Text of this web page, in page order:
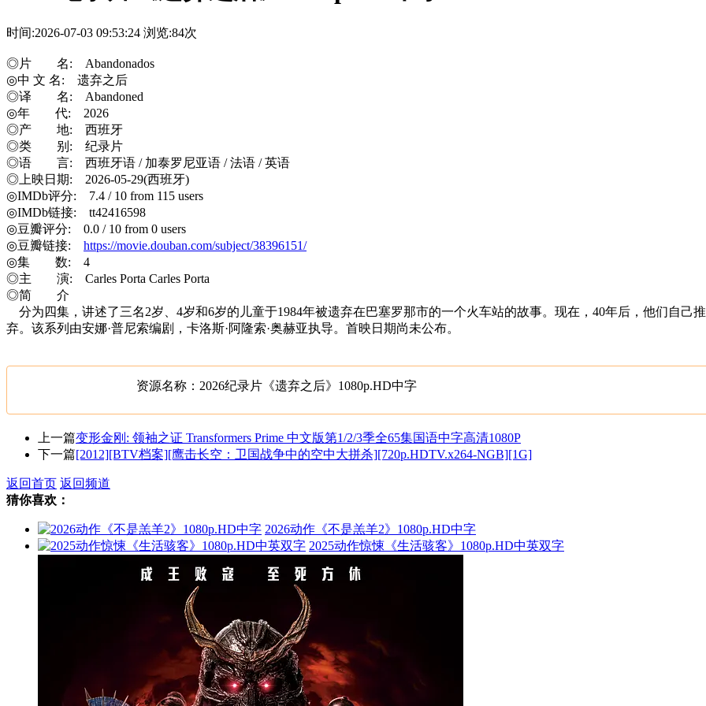
时间:2026-07-03 09:53:24 浏览:84次
◎片 名: Abandonados
◎中 文 名: 遗弃之后
◎译 名: Abandoned
◎年 代: 2026
◎产 地: 西班牙
◎类 别: 纪录片
◎语 言: 西班牙语 / 加泰罗尼亚语 / 法语 / 英语
◎上映日期: 2026-05-29(西班牙)
◎IMDb评分: 7.4 / 10 from 115 users
◎IMDb链接: tt42416598
◎豆瓣评分: 0.0 / 10 from 0 users
◎豆瓣链接: https://movie.douban.com/subject/38396151/
◎集 数: 4
◎主 演: Carles Porta Carles Porta
◎简 介
分为四集，讲述了三名2岁、4岁和6岁的儿童于1984年被遗弃在巴塞罗那市的一个火车站的故事。现在，40年后，他们自己
弃。该系列由安娜·普尼索编剧，卡洛斯·阿隆索·奥赫亚执导。首映日期尚未公布。
资源名称：2026纪录片《遗弃之后》1080p.HD中字
上一篇变形金刚: 领袖之证 Transformers Prime 中文版第1/2/3季全65集国语中字高清1080P
下一篇[2012][BTV档案][鹰击长空：卫国战争中的空中大拼杀][720p.HDTV.x264-NGB][1G]
返回首页 返回频道
猜你喜欢：
2026动作《不是羔羊2》1080p.HD中字
2025动作惊悚《生活骇客》1080p.HD中英双字